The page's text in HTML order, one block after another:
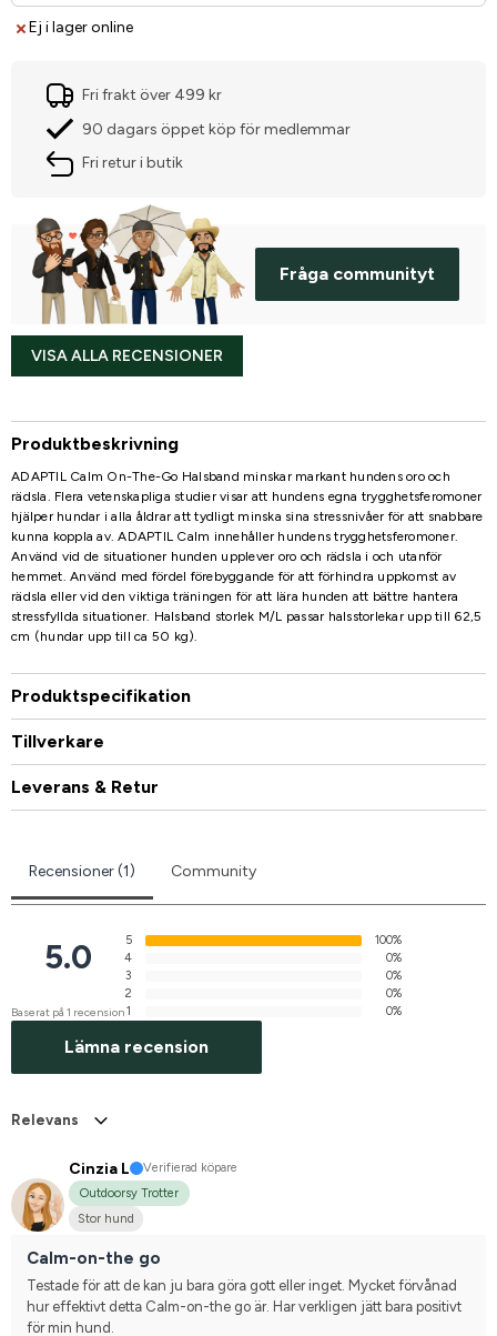
Ej i lager online
Fri frakt över 499 kr
90 dagars öppet köp för medlemmar
Fri retur i butik
Fråga communityt
VISA ALLA RECENSIONER
Produktbeskrivning
ADAPTIL Calm On-The-Go Halsband minskar markant hundens oro och
rädsla. Flera vetenskapliga studier visar att hundens egna trygghetsferomoner
hjälper hundar i alla åldrar att tydligt minska sina stressnivåer för att snabbare
kunna koppla av. ADAPTIL Calm innehåller hundens trygghetsferomoner.
Använd vid de situationer hunden upplever oro och rädsla i och utanför
hemmet. Använd med fördel förebyggande för att förhindra uppkomst av
rädsla eller vid den viktiga träningen för att lära hunden att bättre hantera
stressfyllda situationer. Halsband storlek M/L passar halsstorlekar upp till 62,5
cm (hundar upp till ca 50 kg).
Produktspecifikation
Tillverkare
Leverans & Retur
Recensioner (1) Community
5.0
Baserat på 1 recension
5
100%
4
0%
3
0%
2
0%
1
0%
Lämna recension
Relevans
Cinzia L
Verifierad köpare
Outdoorsy Trotter
Stor hund
Calm-on-the go
Testade för att de kan ju bara göra gott eller inget. Mycket förvånad
hur effektivt detta Calm-on-the go är. Har verkligen jätt bara positivt
för min hund.